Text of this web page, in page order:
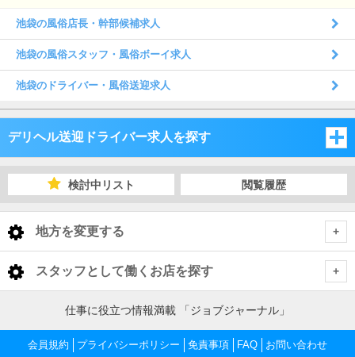
池袋の風俗店長・幹部候補求人
池袋の風俗スタッフ・風俗ボーイ求人
池袋のドライバー・風俗送迎求人
デリヘル送迎ドライバー求人を探す
東京都
池袋・巣鴨・大塚 デリヘル送迎ドライバー
新宿・歌舞伎町・大久保・高田馬場
検討中リスト 閲覧履歴
地方を変更する
< 全国トップ
北海道 男性高収入
東北 男性高収入
スタッフとして働くお店を探す
東京都
東京 男性高収入
神奈川県
仕事に役立つ情報満載 「ジョブジャーナル」
会員規約 プライバシーポリシー 免責事項 FAQ お問い合わせ